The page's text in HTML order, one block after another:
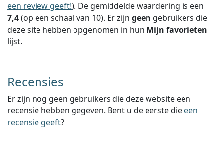
een review geeft!). De gemiddelde waardering is een
7,4(op een schaal van 10). Er zijn geen gebruikers die
deze site hebben opgenomen in hun Mijn favorieten
lijst.
Recensies
Er zijn nog geen gebruikers die deze website een
recensie hebben gegeven. Bent u de eerste die een
recensie geeft?